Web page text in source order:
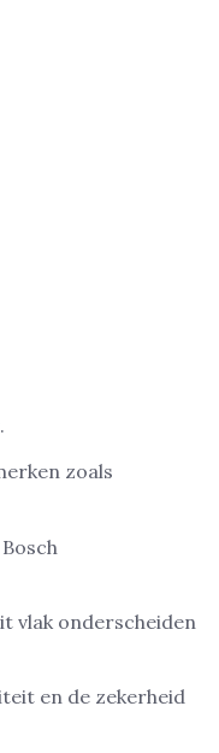
zoals
vlak onderscheiden
en de zekerheid